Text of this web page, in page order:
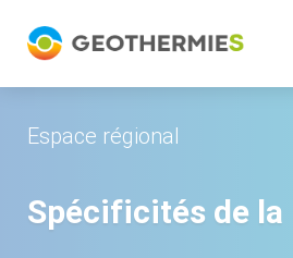
Espace régional
Spécificités de la